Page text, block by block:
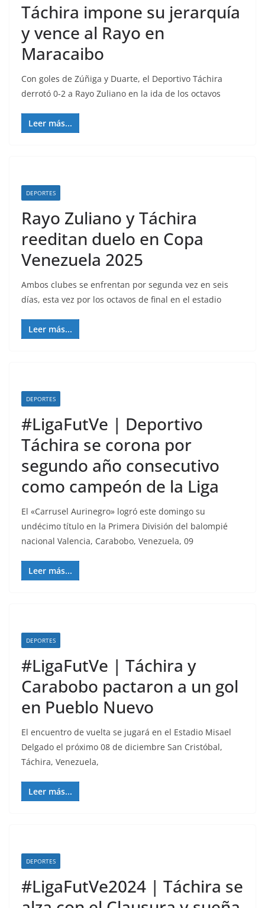
Táchira impone su jerarquía
y vence al Rayo en
Maracaibo
Con goles de Zúñiga y Duarte, el Deportivo Táchira
derrotó 0-2 a Rayo Zuliano en la ida de los octavos
Leer más...
DEPORTES
Rayo Zuliano y Táchira
reeditan duelo en Copa
Venezuela 2025
Ambos clubes se enfrentan por segunda vez en seis
días, esta vez por los octavos de final en el estadio
Leer más...
DEPORTES
#LigaFutVe | Deportivo
Táchira se corona por
segundo año consecutivo
como campeón de la Liga
El «Carrusel Aurinegro» logró este domingo su
undécimo título en la Primera División del balompié
nacional Valencia, Carabobo, Venezuela, 09
Leer más...
DEPORTES
#LigaFutVe | Táchira y
Carabobo pactaron a un gol
en Pueblo Nuevo
El encuentro de vuelta se jugará en el Estadio Misael
Delgado el próximo 08 de diciembre San Cristóbal,
Táchira, Venezuela,
Leer más...
DEPORTES
#LigaFutVe2024 | Táchira se